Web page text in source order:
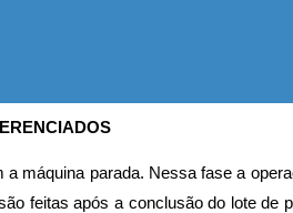
máquina parada. Nessa fase a
feitas após a conclusão do lote